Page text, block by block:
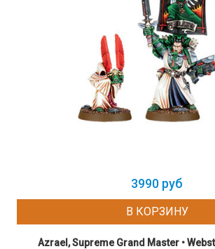
3990 руб
В КОРЗИНУ
Azrael, Supreme Grand Master •